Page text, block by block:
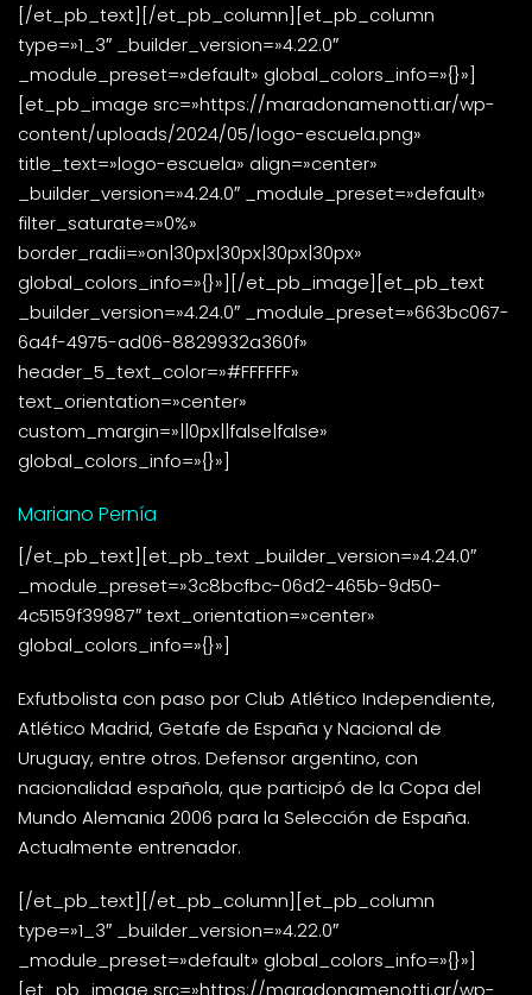
[/et_pb_text][/et_pb_column][et_pb_column
type=»1_3″ _builder_version=»4.22.0″
_module_preset=»default» global_colors_info=»{}»]
[et_pb_image src=»https://maradonamenotti.ar/wp-
content/uploads/2024/05/logo-escuela.png»
title_text=»logo-escuela» align=»center»
_builder_version=»4.24.0″ _module_preset=»default»
filter_saturate=»0%»
border_radii=»on|30px|30px|30px|30px»
global_colors_info=»{}»][/et_pb_image][et_pb_text
_builder_version=»4.24.0″ _module_preset=»663bc067-
6a4f-4975-ad06-8829932a360f»
header_5_text_color=»#FFFFFF»
text_orientation=»center»
custom_margin=»||0px||false|false»
global_colors_info=»{}»]
Mariano Pernía
[/et_pb_text][et_pb_text _builder_version=»4.24.0″
_module_preset=»3c8bcfbc-06d2-465b-9d50-
4c5159f39987″ text_orientation=»center»
global_colors_info=»{}»]
Exfutbolista con paso por Club Atlético Independiente,
Atlético Madrid, Getafe de España y Nacional de
Uruguay, entre otros. Defensor argentino, con
nacionalidad española, que participó de la Copa del
Mundo Alemania 2006 para la Selección de España.
Actualmente entrenador.
[/et_pb_text][/et_pb_column][et_pb_column
type=»1_3″ _builder_version=»4.22.0″
_module_preset=»default» global_colors_info=»{}»]
[et_pb_image src=»https://maradonamenotti.ar/wp-